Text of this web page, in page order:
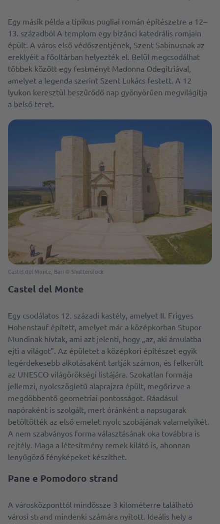
Egy másik példa a tipikus pugliai román építészetre a 12–
13. századból A templom egy bizánci katedrális romjain
épült. A város első védőszentjének, Szent Sabinusnak az
ereklyéit a főoltárban helyezték el. Belül megcsodálhat
többek között egy festményt Madonna Odegitriával,
amelyet a legenda szerint Szent Lukács festett. A 12
lyukon keresztül beszűrődő nap gyönyörűen megvilágítja
a belső teret.
Castel del Monte, Bari © Shutterstock
Castel del Monte
Egy csodálatos 12. századi kastély, amelyet II. Frigyes
Hohenstauf épített, amelyet már a középkorban Stupor
Mundinak hívtak, ami azt jelenti, hogy „az, aki ámulatba
ejti a világot”. Az épületet a középkori építészet egyik
legérdekesebb alkotásaként tartják számon, és felkerült
az UNESCO világörökségi listájára. Szokatlan formája
jellemzi, nyolcszögletű alaprajzra épült, megőrizve a
megdöbbentő geometriai pontosságot. Ráadásul
napóraként is szolgált, mert óránként a napsugarak
betöltötték az első emelet nyolc szobájának valamelyikét.
A nem szabványos forma választásának oka továbbra is
rejtély. Maga a létesítmény remek kilátó is, ahonnan
lenyűgöző fényképeket készíthet.
Pane e Pomodoro strand
A városközponttól mindössze 3 kilométerre található
városi strand mindenki számára nyitott. Ideális hely a